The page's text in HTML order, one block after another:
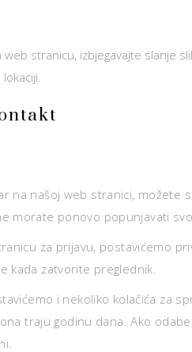
stranicu, izbjegavajte slanje
na našoj web stranici, možete
morate ponovo popunjavati
za prijavu, postavićemo
kada zatvorite preglednik.
i nekoliko kolačića za
traju godinu dana. Ako